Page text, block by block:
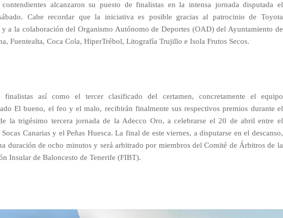
alcanzaron su puesto de finalistas en la intensa jornada disputada el
Cabe recordar que la iniciativa es posible gracias al patrocinio de Toyota
y a la colaboración del Organismo Autónomo de Deportes (OAD) del Ayuntamiento de
Fuentealta, Coca Cola, HiperTrébol, Litografía Trujillo e Isola Frutos Secos.
finalistas así como el tercer clasificado del certamen, concretamente el equipo
El bueno, el feo y el malo, recibirán finalmente sus respectivos premios durante el
la trigésimo tercera jornada de la Adecco Oro, a celebrarse el 20 de abril entre el
Canarias y el Peñas Huesca. La final de este viernes, a disputarse en el descanso,
duración de ocho minutos y será arbitrado por miembros del Comité de Árbitros de la
Insular de Baloncesto de Tenerife (FIBT).